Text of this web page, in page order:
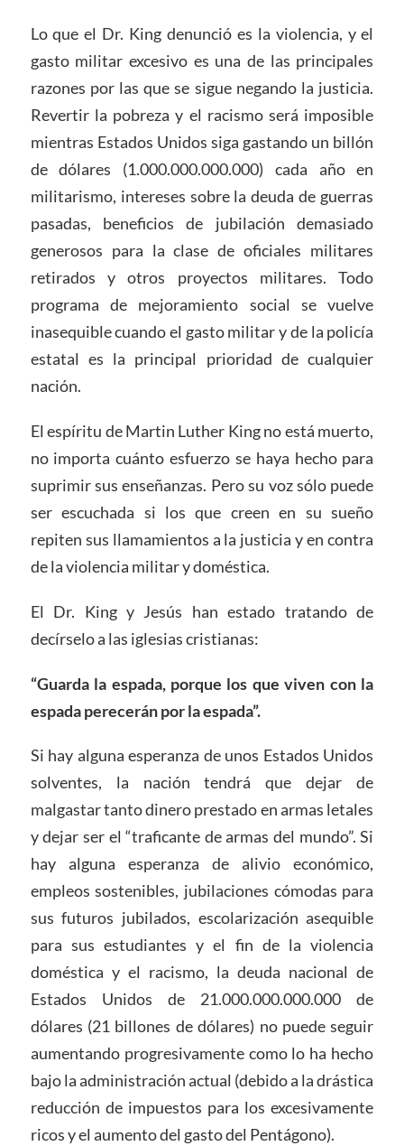
Lo que el Dr. King denunció es la violencia, y el
gasto militar excesivo es una de las principales
razones por las que se sigue negando la justicia.
Revertir la pobreza y el racismo será imposible
mientras Estados Unidos siga gastando un billón
de dólares (1.000.000.000.000) cada año en
militarismo, intereses sobre la deuda de guerras
pasadas, beneficios de jubilación demasiado
generosos para la clase de oficiales militares
retirados y otros proyectos militares. Todo
programa de mejoramiento social se vuelve
inasequible cuando el gasto militar y de la policía
estatal es la principal prioridad de cualquier
nación.
El espíritu de Martin Luther King no está muerto,
no importa cuánto esfuerzo se haya hecho para
suprimir sus enseñanzas. Pero su voz sólo puede
ser escuchada si los que creen en su sueño
repiten sus llamamientos a la justicia y en contra
de la violencia militar y doméstica.
El Dr. King y Jesús han estado tratando de
decírselo a las iglesias cristianas:
“Guarda la espada, porque los que viven con la
espada perecerán por la espada”.
Si hay alguna esperanza de unos Estados Unidos
solventes, la nación tendrá que dejar de
malgastar tanto dinero prestado en armas letales
y dejar ser el “traficante de armas del mundo”. Si
hay alguna esperanza de alivio económico,
empleos sostenibles, jubilaciones cómodas para
sus futuros jubilados, escolarización asequible
para sus estudiantes y el fin de la violencia
doméstica y el racismo, la deuda nacional de
Estados Unidos de 21.000.000.000.000 de
dólares (21 billones de dólares) no puede seguir
aumentando progresivamente como lo ha hecho
bajo la administración actual (debido a la drástica
reducción de impuestos para los excesivamente
ricos y el aumento del gasto del Pentágono).